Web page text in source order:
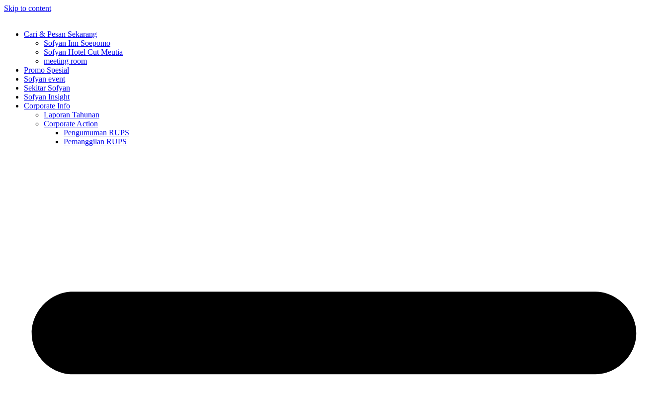
Skip to content
Cari & Pesan Sekarang
Sofyan Inn Soepomo
Sofyan Hotel Cut Meutia
meeting room
Promo Spesial
Sofyan event
Sekitar Sofyan
Sofyan Insight
Corporate Info
Laporan Tahunan
Corporate Action
Pengumuman RUPS
Pemanggilan RUPS